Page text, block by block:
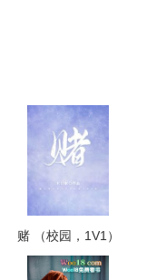
赌 （校园，1V1）